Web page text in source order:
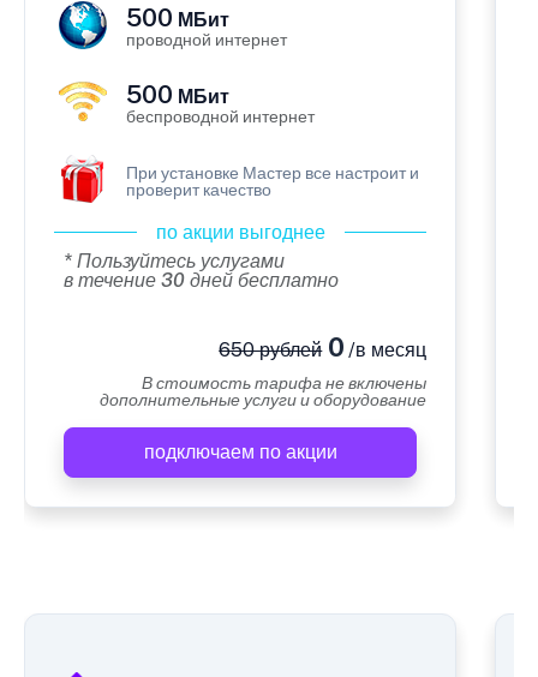
500 МБит
проводной интернет
500 МБит
беспроводной интернет
При установке Мастер все настроит и
проверит качество
по акции выгоднее
* Пользуйтесь услугами
в течение 30 дней бесплатно
650 рублей0 /в месяц
В стоимость тарифа не включены
дополнительные услуги и оборудование
подключаем по акции